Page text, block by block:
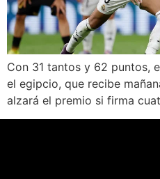
Con 31 tantos y 62 puntos,
el egipcio, que recibe
alzará el premio si firma